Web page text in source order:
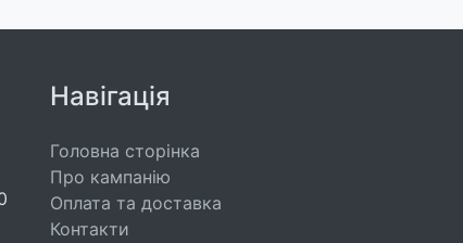
Навігація
Головна сторінка
Про кампанію
Оплата та доставка
Контакти